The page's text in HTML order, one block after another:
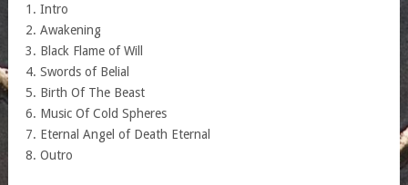
Intro
Awakening
Black Flame of Will
Swords of Belial
Birth Of The Beast
Music Of Cold Spheres
Eternal Angel of Death Eternal
Outro